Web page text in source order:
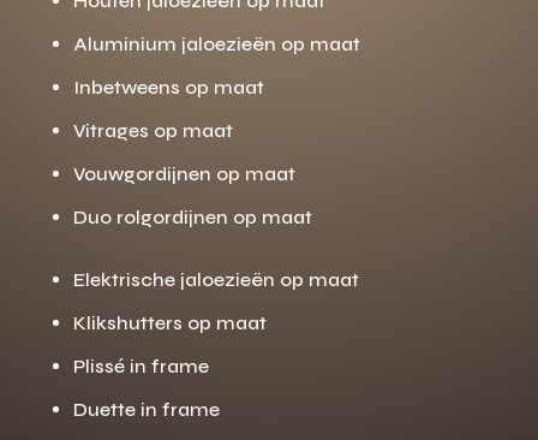
Aluminium jaloezieën op maat
Inbetweens op maat
Vitrages op maat
Vouwgordijnen op maat
Duo rolgordijnen op maat
Elektrische jaloezieën op maat
Klikshutters op maat
Plissé in frame
Duette in frame